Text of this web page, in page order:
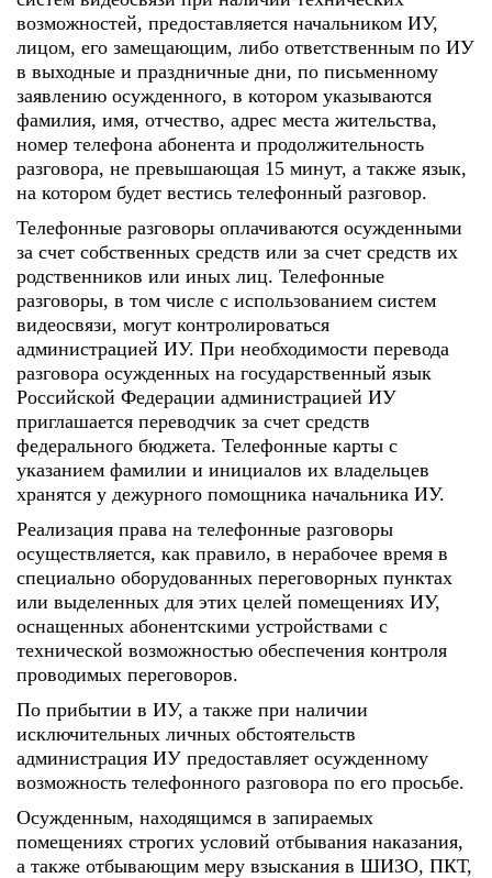
возможностей, предоставляется начальником ИУ,
лицом, его замещающим, либо ответственным по ИУ
в выходные и праздничные дни, по письменному
заявлению осужденного, в котором указываются
фамилия, имя, отчество, адрес места жительства,
номер телефона абонента и продолжительность
разговора, не превышающая 15 минут, а также язык,
на котором будет вестись телефонный разговор.
Телефонные разговоры оплачиваются осужденными
за счет собственных средств или за счет средств их
родственников или иных лиц. Телефонные
разговоры, в том числе с использованием систем
видеосвязи, могут контролироваться
администрацией ИУ. При необходимости перевода
разговора осужденных на государственный язык
Российской Федерации администрацией ИУ
приглашается переводчик за счет средств
федерального бюджета. Телефонные карты с
указанием фамилии и инициалов их владельцев
хранятся у дежурного помощника начальника ИУ.
Реализация права на телефонные разговоры
осуществляется, как правило, в нерабочее время в
специально оборудованных переговорных пунктах
или выделенных для этих целей помещениях ИУ,
оснащенных абонентскими устройствами с
технической возможностью обеспечения контроля
проводимых переговоров.
По прибытии в ИУ, а также при наличии
исключительных личных обстоятельств
администрация ИУ предоставляет осужденному
возможность телефонного разговора по его просьбе.
Осужденным, находящимся в запираемых
помещениях строгих условий отбывания наказания,
а также отбывающим меру взыскания в ШИЗО, ПКТ,